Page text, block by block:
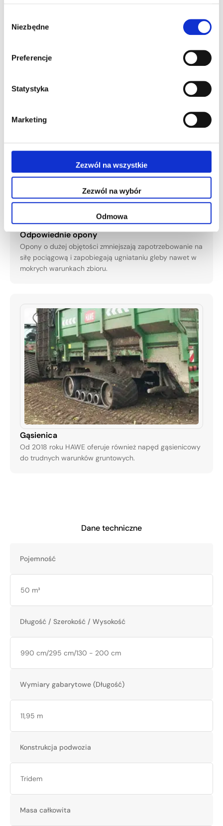
zgody
Niezbędne
Preferencje
Statystyka
Marketing
Zezwól na wszystkie
Zezwól na wybór
Odmowa
Transfer bez strat
buraki cukrowe mogły być przewożone w ruchu - szybko
i bez strat. Obaj kierowcy mają doskonałą widoczność.
Odpowiednie opony
Opony o dużej objętości zmniejszają zapotrzebowanie na
siłę pociągową i zapobiegają ugniataniu gleby nawet w
mokrych warunkach zbioru.
Gąsienica
Od 2018 roku HAWE oferuje również napęd gąsienicowy
do trudnych warunków gruntowych.
Dane techniczne
Pojemność
50 m³
Długość / Szerokość / Wysokość
990 cm/295 cm/130 - 200 cm
Wymiary gabarytowe (Długość)
11,95 m
Konstrukcja podwozia
Tridem
Masa całkowita